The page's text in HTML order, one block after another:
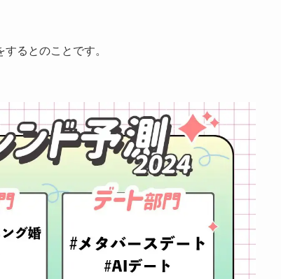
るとのことです。